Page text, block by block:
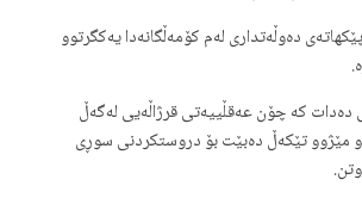
دەوڵەتداری لەم کۆمەڵگانەدا یەکگرتوو
دەدات کە چۆن عەقڵییەتی قرژاڵەیی لەگەڵ
و مێژوو تێکەڵ دەبێت بۆ دروستکردنی سوڕی